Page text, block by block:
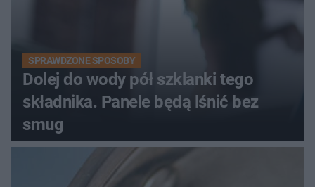
SPRAWDZONE SPOSOBY
Dolej do wody pół szklanki tego
składnika. Panele będą lśnić bez
smug